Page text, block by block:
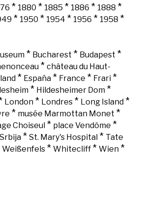
* 1880 * 1885 * 1886 * 1888 *
* 1950 * 1954 * 1956 * 1958 *
* Bucharest * Budapest *
* château du Haut-
* España * France * Frari *
* Hildesheimer Dom *
London* Londres* Long Island*
* musée Marmottan Monet *
Choiseul* place Vendôme *
Srbija * St. Mary's Hospital * Tate
Weißenfels* Whitecliff* Wien*